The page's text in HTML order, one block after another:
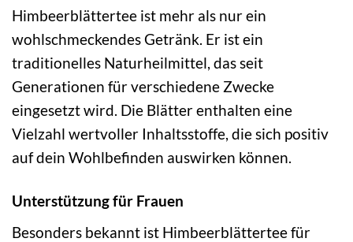
Himbeerblättertee ist mehr als nur ein
wohlschmeckendes Getränk. Er ist ein
traditionelles Naturheilmittel, das seit
Generationen für verschiedene Zwecke
eingesetzt wird. Die Blätter enthalten eine
Vielzahl wertvoller Inhaltsstoffe, die sich positiv
auf dein Wohlbefinden auswirken können.
Unterstützung für Frauen
Besonders bekannt ist Himbeerblättertee für